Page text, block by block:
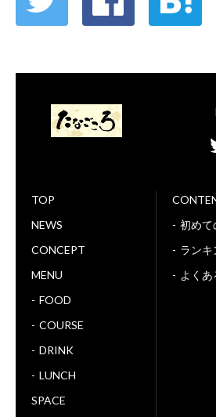
TOP
NEWS
CONCEPT
MENU
FOOD
COURSE
DRINK
LUNCH
SPACE
初めて
ランキ
よく